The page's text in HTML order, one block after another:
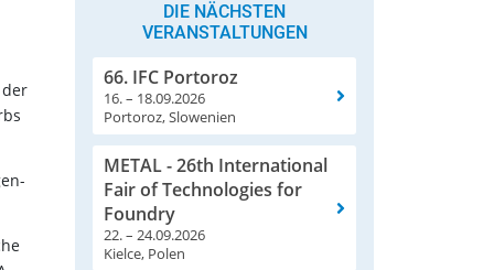
DIE NÄCHSTEN
VERANSTALTUNGEN
66. IFC Portoroz
16. – 18.09.2026
Portoroz, Slowenien
METAL - 26th International
Fair of Technologies for
Foundry
22. – 24.09.2026
Kielce, Polen